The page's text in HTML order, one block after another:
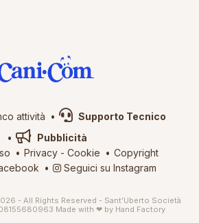
attività
Supporto Tecnico
Pubblicità
Privacy- Cookie
Copyright
Seguici su Instagram
- All Rights Reserved - Sant’Uberto Società
Made with ❤ by Hand Factory